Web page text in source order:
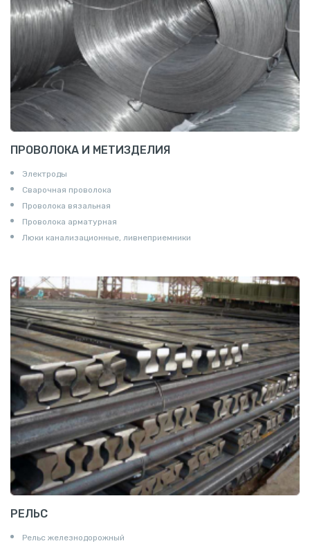
ПРОВОЛОКА И МЕТИЗДЕЛИЯ
Электроды
Сварочная проволока
Проволока вязальная
Проволока арматурная
Люки канализационные, ливнеприемники
РЕЛЬС
Рельс железнодорожный